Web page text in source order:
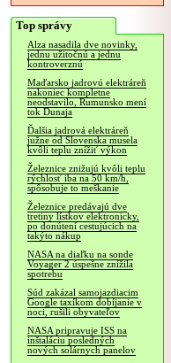
Top správy
Alza nasadila dve novinky,
jednu užitočnú a jednu
kontroverznú
Maďarsko jadrovú elektráreň
nakoniec kompletne
neodstavilo, Rumunsko mení
tok Dunaja
Ďalšia jadrová elektráreň
južne od Slovenska musela
kvôli teplu znížiť výkon
Železnice znižujú kvôli teplu
rýchlosť iba na 50 km/h,
spôsobuje to meškanie
Železnice predávajú dve
tretiny lístkov elektronicky,
po donútení cestujúcich na
takýto nákup
NASA na diaľku na sonde
Voyager 2 úspešne znížila
spotrebu
Súd zakázal samojazdiacim
Google taxíkom dobíjanie v
noci, rušili obyvateľov
NASA pripravuje ISS na
inštaláciu posledných
nových solárnych panelov